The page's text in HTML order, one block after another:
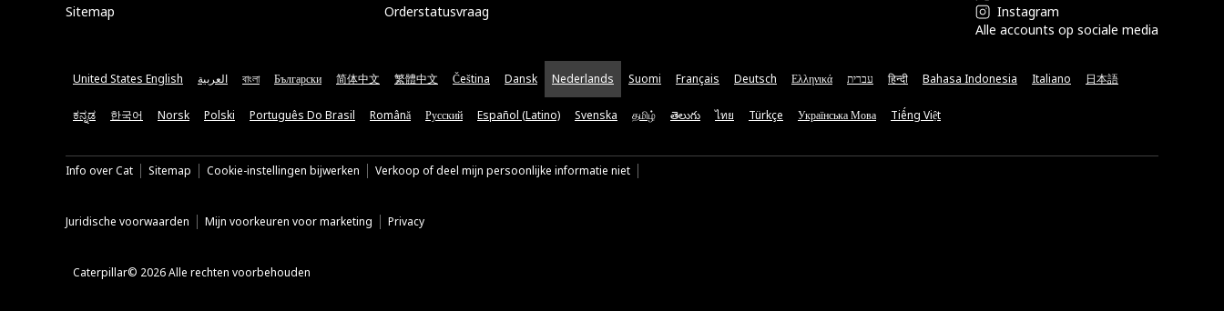
Sitemap
Orderstatusvraag
Instagram
Alle accounts op sociale media
United States English العربية বাংলা Български 简体中文 繁體中文 Čeština Dansk Nederlands Suomi Français Deutsch Ελληνικά עברית हिन्दी Bahasa Indonesia Italiano 日本語
ಕನ್ನಡ 한국어 Norsk Polski Português Do Brasil Română Русский Español (Latino) Svenska தமிழ் తెలుగు ไทย Türkçe Українська Мова Tiếng Việt
Info over Cat Sitemap Cookie-instellingen bijwerken Verkoop of deel mijn persoonlijke informatie niet
Juridische voorwaarden Mijn voorkeuren voor marketing Privacy
Caterpillar© 2026 Alle rechten voorbehouden